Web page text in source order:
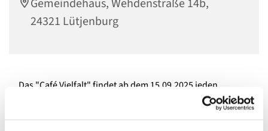
Gemeindehaus, Wehdenstraße 14b,
24321 Lütjenburg
Das "Café Vielfalt" findet ab dem 15.09.2025 jeden
Eine ehrenamtliche Initiative in Kooperation mit unserer